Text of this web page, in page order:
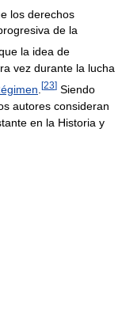
los derechos
de la
la idea de
vez durante la lucha
[23] Siendo
autores consideran
en la Historia y